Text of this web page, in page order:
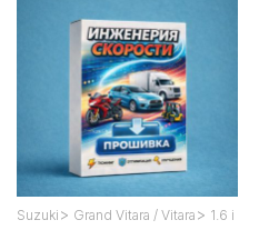
Suzuki > Grand Vitara / Vitara > 1.6 i